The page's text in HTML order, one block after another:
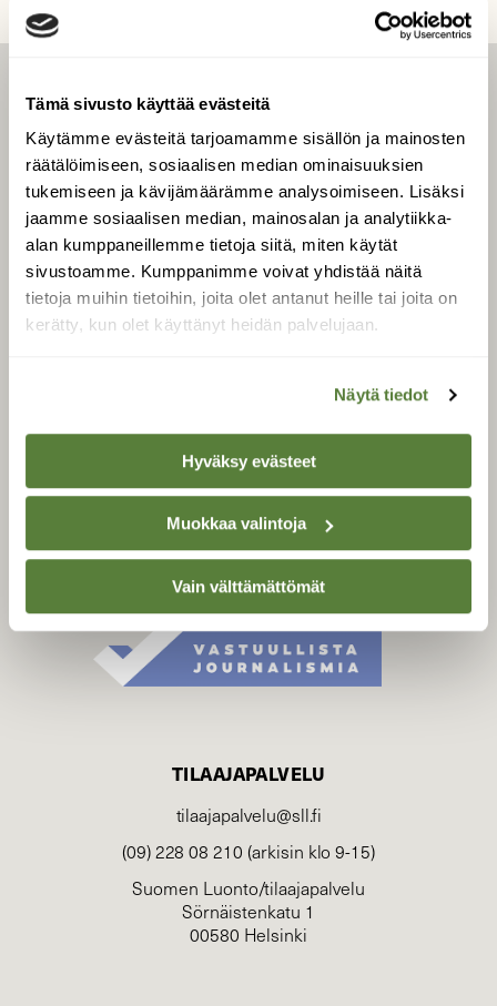
Tämä sivusto käyttää evästeitä
Käytämme evästeitä tarjoamamme sisällön ja mainosten
räätälöimiseen, sosiaalisen median ominaisuuksien
tukemiseen ja kävijämäärämme analysoimiseen. Lisäksi
jaamme sosiaalisen median, mainosalan ja analytiikka-
alan kumppaneillemme tietoja siitä, miten käytät
sivustoamme. Kumppanimme voivat yhdistää näitä
tietoja muihin tietoihin, joita olet antanut heille tai joita on
kerätty, kun olet käyttänyt heidän palvelujaan.
Näytä tiedot
Hyväksy evästeet
Muokkaa valintoja
Vain välttämättömät
LEHTI
Uusin lehti
Tilaa Suomen Luonto
Tilaa digilukuoikeus
Äänestä parasta juttua
Tilaa uutiskirje
SUOJELU­LIITTO
Suomen Luonto -lehden
kustantaja on
TILAAJAPALVELU
tilaajapalvelu@sll.fi
(09) 228 08 210 (arkisin klo 9-15)
Suomen Luonto/tilaajapalvelu
Sörnäistenkatu 1
00580 Helsinki